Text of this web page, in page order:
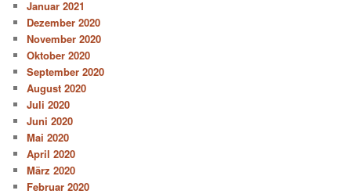
Januar 2021
Dezember 2020
November 2020
Oktober 2020
September 2020
August 2020
Juli 2020
Juni 2020
Mai 2020
April 2020
März 2020
Februar 2020